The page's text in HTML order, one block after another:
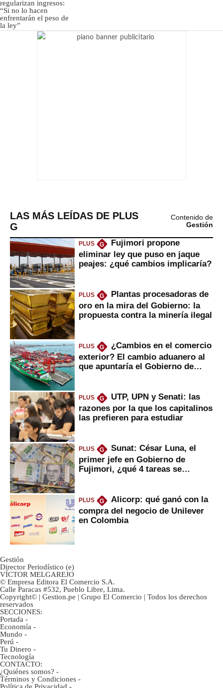
LAS MÁS LEÍDAS DE PLUS
G
Contenido de
Gestión
PLUS G
Fujimori propone
eliminar ley que puso en jaque
peajes: ¿qué cambios implicaría?
PLUS G
Plantas procesadoras de
oro en la mira del Gobierno: la
propuesta contra la minería ilegal
PLUS G
¿Cambios en el comercio
exterior? El cambio aduanero al
que apuntaría el Gobierno de
PLUS G
UTP, UPN y Senati: las
razones por la que los capitalinos
las prefieren para estudiar
PLUS G
Sunat: César Luna, el
primer jefe en Gobierno de
Fujimori, ¿qué 4 tareas se
PLUS G
Alicorp: qué ganó con la
compra del negocio de Unilever
en Colombia
Gestión
Director Periodístico (e)
VÍCTOR MELGAREJO
© Empresa Editora El Comercio S.A.
Calle Paracas #532, Pueblo Libre, Lima.
Copyright© | Gestion.pe | Grupo El Comercio | Todos los derechos
reservados
SECCIONES:
Portada -
Economía -
Mundo -
Perú -
Tu Dinero -
Tecnología
CONTACTO:
¿Quiénes somos? -
Términos y Condiciones -